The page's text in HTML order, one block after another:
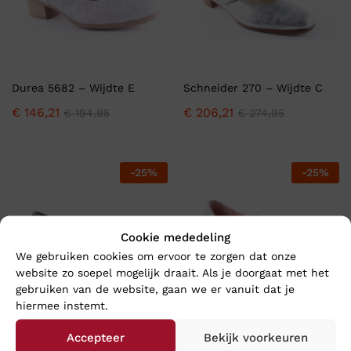
Cookie mededeling
We gebruiken cookies om ervoor te zorgen dat onze
website zo soepel mogelijk draait. Als je doorgaat met het
gebruiken van de website, gaan we er vanuit dat je
hiermee instemt.
Accepteer Bekijk voorkeuren
Durea 5682 – Wijdte E
€ 146,21 €194,95
Schneider 270 – Wijdte C
€ 206,21 €274,95
-25%
Xsensible PALERMO – Wijdte
-25%
Durea 5617 – Wijdte D